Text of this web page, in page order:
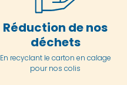
Réduction de nos
déchets
En recyclant le carton en calage
pour nos colis